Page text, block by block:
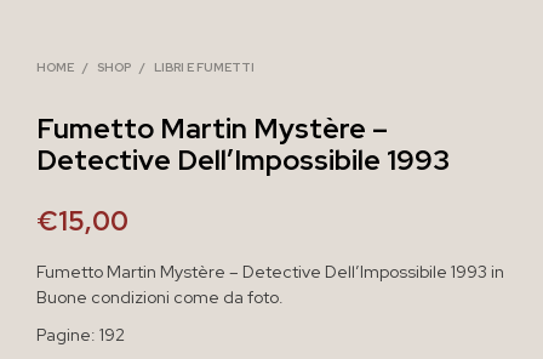
HOME / SHOP / LIBRI E FUMETTI
Fumetto Martin Mystère –
Detective Dell’Impossibile 1993
€15,00
Fumetto Martin Mystère – Detective Dell’Impossibile 1993 in
Buone condizioni come da foto.
Pagine: 192